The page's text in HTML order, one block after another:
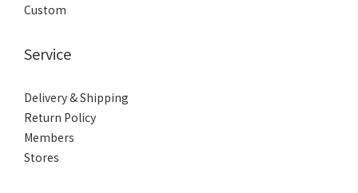
Custom
Service
Delivery & Shipping
Return Policy
Members
Stores